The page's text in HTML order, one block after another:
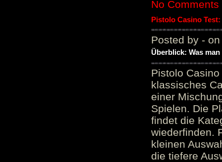
No Comments
Pistolo Casino
Posted by - on
Überblick: Was
Pistolo
klassisches
einer
Spielen. Die
findet die
wiederfinden.
kleinen
die tiefere